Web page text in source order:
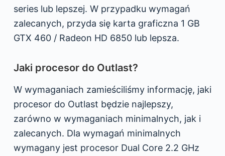
series lub lepszej. W przypadku wymagań
zalecanych, przyda się karta graficzna 1 GB
GTX 460 / Radeon HD 6850 lub lepsza.
Jaki procesor do Outlast?
W wymaganiach zamieściliśmy informację, jaki
procesor do Outlast będzie najlepszy,
zarówno w wymaganiach minimalnych, jak i
zalecanych. Dla wymagań minimalnych
wymagany jest procesor Dual Core 2.2 GHz